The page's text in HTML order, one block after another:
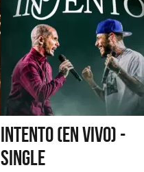
INTENTO (EN VIVO) -
SINGLE